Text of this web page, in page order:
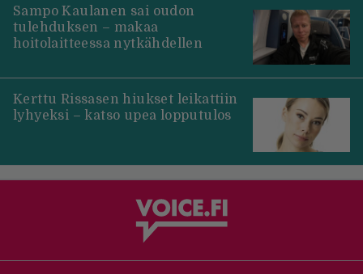
Sampo Kaulanen sai oudon
tulehduksen – makaa
hoitolaitteessa nytkähdellen
Kerttu Rissasen hiukset leikattiin
lyhyeksi – katso upea lopputulos